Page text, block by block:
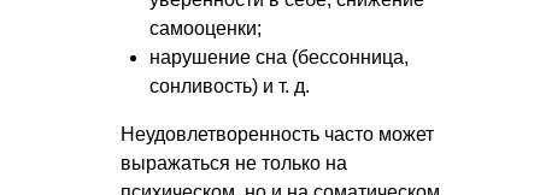
самооценки;
нарушение сна (бессонница,
сонливость) и т. д.
Неудовлетворенность часто может
выражаться не только на